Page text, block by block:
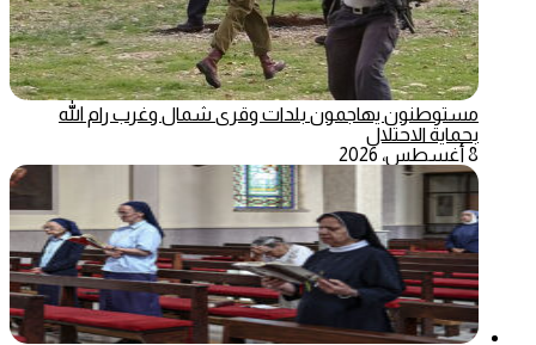
مستوطنون يهاجمون بلدات وقرى شمال وغرب رام الله
بحماية الاحتلال
8 أغسطس، 2026